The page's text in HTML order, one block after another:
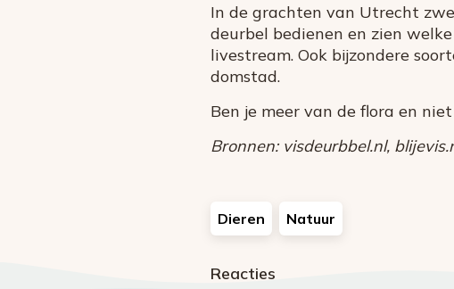
In de grachten van Utrecht
deurbel bedienen en zien
livestream. Ook bijzondere
domstad.
Ben je meer van de flora en
Bronnen: visdeurbbel.nl,
Dieren Natuur
Reacties